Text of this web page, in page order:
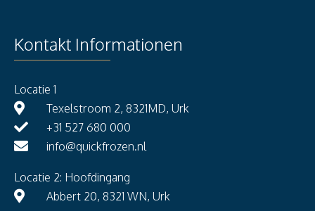
Kontakt Informationen
Locatie 1
Texelstroom 2, 8321MD, Urk
+31 527 680 000
info@quickfrozen.nl
Locatie 2: Hoofdingang
Abbert 20, 8321 WN, Urk